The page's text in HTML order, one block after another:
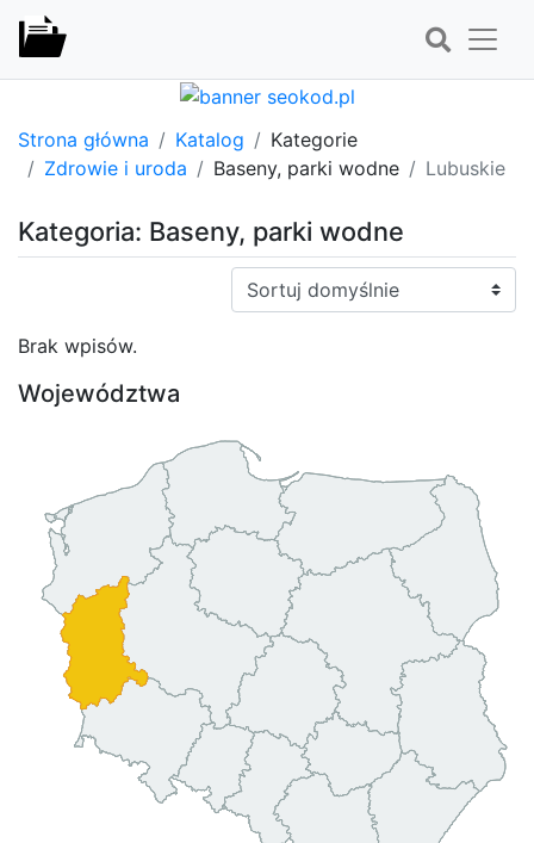
Strona główna Katalog
Kategorie
Zdrowie i uroda
Baseny, parki wodne Lubuskie
Kategoria: Baseny, parki wodne
Sortuj:
Brak wpisów.
Województwa